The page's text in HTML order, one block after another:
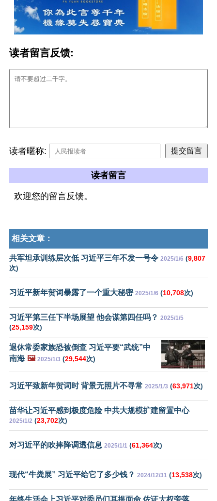
读者留言反馈:
读者暱称:
读者留言
欢迎您的留言反馈。
相关文章：
共军坦承训练层次低 习近平三年不发一号令 2025/1/6 (9,807
次)
习近平新年贺词暴露了一个重大秘密 2025/1/6 (10,708次)
习近平第三任下半场展望 他会谋第四任吗？ 2025/1/5
(25,159次)
退休常委家族恐被倒查 习近平要“武统”中
南海 🖼️ 2025/1/3 (29,544次)
习近平致新年贺词时 背景无照片不寻常 2025/1/3 (63,971次)
苗华让习近平感到极度危险 中共大规模扩建留置中心
2025/1/2 (23,702次)
对习近平的吹捧降调透信息 2025/1/1 (61,364次)
现代“牛粪展” 习近平给它了多少钱？ 2024/12/31 (13,538次)